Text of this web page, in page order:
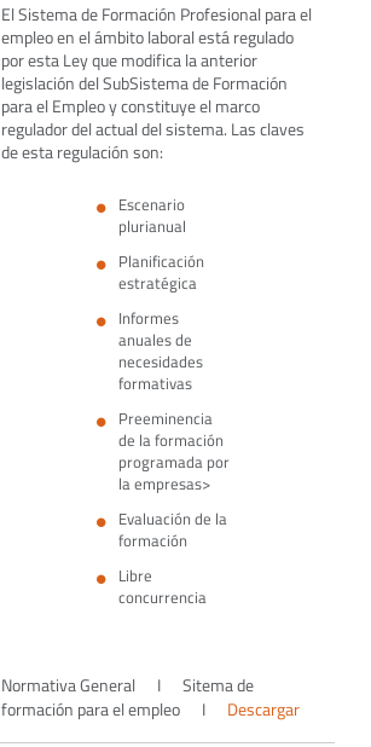
El Sistema de Formación Profesional para el
empleo en el ámbito laboral está regulado
por esta Ley que modifica la anterior
legislación del SubSistema de Formación
para el Empleo y constituye el marco
regulador del actual del sistema. Las claves
de esta regulación son:
Escenario
plurianual
Planificación
estratégica
Informes
anuales de
necesidades
formativas
Preeminencia
de la formación
programada por
la empresas>
Evaluación de la
formación
Libre
concurrencia
Normativa General I
Sitema de
formación para el empleo
I Descargar